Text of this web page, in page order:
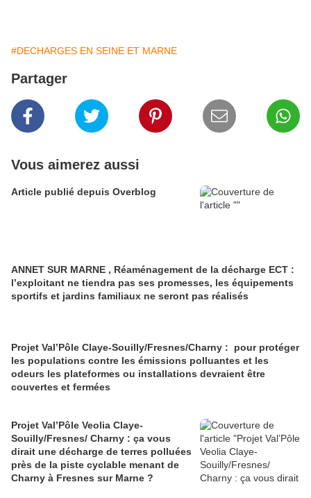
#DECHARGES EN SEINE ET MARNE
Partager
Vous aimerez aussi
Article publié depuis Overblog
ANNET SUR MARNE , Réaménagement de la décharge ECT :
l’exploitant ne tiendra pas ses promesses, les équipements
sportifs et jardins familiaux ne seront pas réalisés
Projet Val’Pôle Claye-Souilly/Fresnes/Charny : pour protéger
les populations contre les émissions polluantes et les
odeurs les plateformes ou installations devraient être
couvertes et fermées
Projet Val’Pôle Veolia Claye-
Souilly/Fresnes/ Charny : ça vous
dirait une décharge de terres polluées
près de la piste cyclable menant de
Charny à Fresnes sur Marne ?